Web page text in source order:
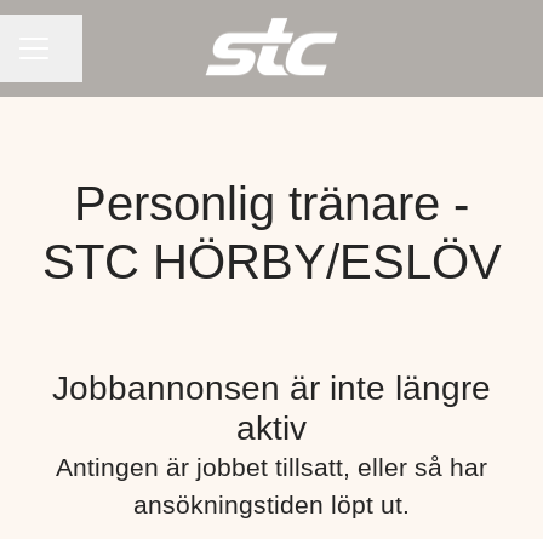
Personlig tränare -
STC HÖRBY/ESLÖV
Jobbannonsen är inte längre
aktiv
Antingen är jobbet tillsatt, eller så har
ansökningstiden löpt ut.